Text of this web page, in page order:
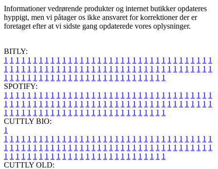
Informationer vedrørende produkter og internet butikker opdateres
hyppigt, men vi påtager os ikke ansvaret for korrektioner der er
foretaget efter at vi sidste gang opdaterede vores oplysninger.
BITLY:
1 1 1 1 1 1 1 1 1 1 1 1 1 1 1 1 1 1 1 1 1 1 1 1 1 1 1 1 1 1 1 1 1 1 1 1
1 1 1 1 1 1 1 1 1 1 1 1 1 1 1 1 1 1 1 1 1 1 1 1 1 1 1 1 1 1 1 1 1 1 1 1
1 1 1 1 1 1 1 1 1 1 1 1 1 1 1 1 1 1 1 1 1 1 1 1 1 1 1 1
SPOTIFY:
1 1 1 1 1 1 1 1 1 1 1 1 1 1 1 1 1 1 1 1 1 1 1 1 1 1 1 1 1 1 1 1 1 1 1 1
1 1 1 1 1 1 1 1 1 1 1 1 1 1 1 1 1 1 1 1 1 1 1 1 1 1 1 1 1 1 1 1 1 1 1 1
1 1 1 1 1 1 1 1 1 1 1 1 1 1 1 1 1 1 1 1 1 1 1 1 1 1 1 1
CUTTLY BIO:
1
1 1 1 1 1 1 1 1 1 1 1 1 1 1 1 1 1 1 1 1 1 1 1 1 1 1 1 1 1 1 1 1 1 1 1 1
1 1 1 1 1 1 1 1 1 1 1 1 1 1 1 1 1 1 1 1 1 1 1 1 1 1 1 1 1 1 1 1 1 1 1 1
1 1 1 1 1 1 1 1 1 1 1 1 1 1 1 1 1 1 1 1 1 1 1 1 1 1 1 1
CUTTLY OLD: